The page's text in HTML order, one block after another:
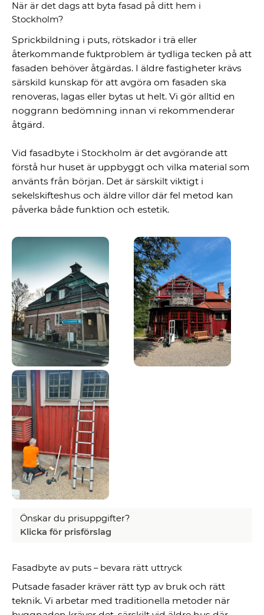
När är det dags att byta fasad på ditt hem i
Stockholm?
Sprickbildning i puts, rötskador i trä eller
återkommande fuktproblem är tydliga tecken på att
fasaden behöver åtgärdas. I äldre fastigheter krävs
särskild kunskap för att avgöra om fasaden ska
renoveras, lagas eller bytas ut helt. Vi gör alltid en
noggrann bedömning innan vi rekommenderar
åtgärd.
Vid fasadbyte i Stockholm är det avgörande att
förstå hur huset är uppbyggt och vilka material som
använts från början. Det är särskilt viktigt i
sekelskifteshus och äldre villor där fel metod kan
påverka både funktion och estetik.
Önskar du prisuppgifter?
Klicka för prisförslag
Fasadbyte av puts – bevara rätt uttryck
Putsade fasader kräver rätt typ av bruk och rätt
teknik. Vi arbetar med traditionella metoder när